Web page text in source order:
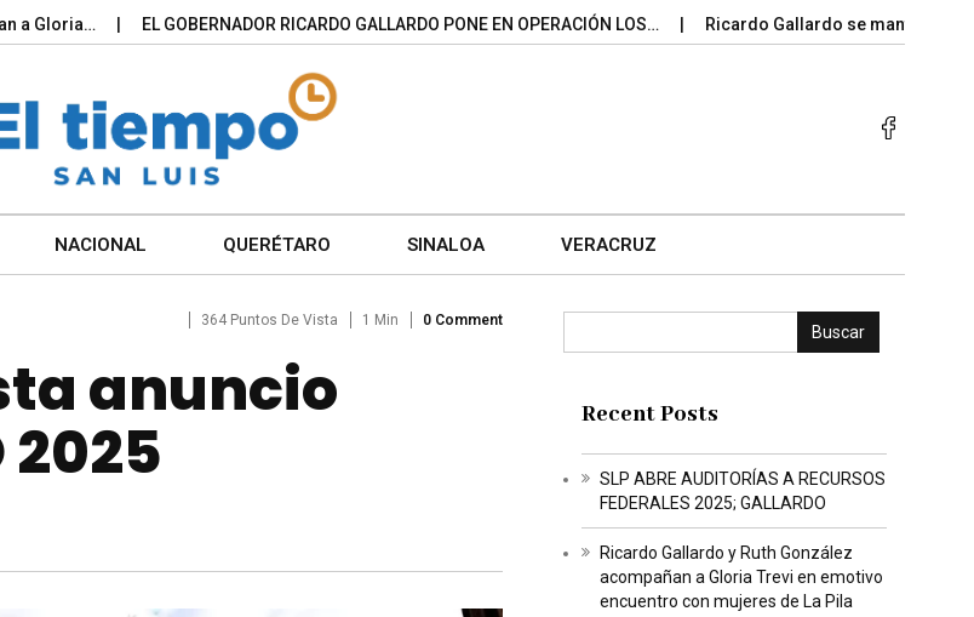
EL GOBERNADOR RICARDO GALLARDO PONE EN OPERACIÓN LOS… Ricardo Gallardo se mantiene entre los
NACIONAL QUERÉTARO SINALOA VERACRUZ
364 Puntos De Vista 1 Min 0 Comment
anuncio
2025
Buscar
Recent Posts
SLP ABRE AUDITORÍAS A RECURSOS
FEDERALES 2025; GALLARDO
Ricardo Gallardo y Ruth González
acompañan a Gloria Trevi en emotivo
encuentro con mujeres de La Pila